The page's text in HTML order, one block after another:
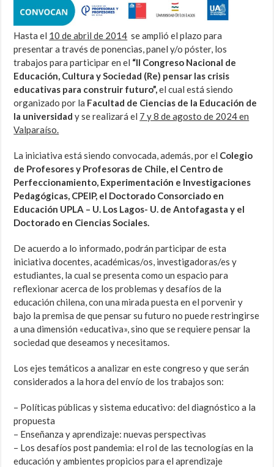
Hasta el 10 de abril de 2014 se amplió el plazo para
presentar a través de ponencias, panel y/o póster, los
trabajos para participar en el “II Congreso Nacional de
Educación, Cultura y Sociedad (Re) pensar las crisis
educativas para construir futuro”,el cual está siendo
organizado por la Facultad de Ciencias de la Educación de
la universidad y se realizará el 7 y 8 de agosto de 2024 en
Valparaíso.
La iniciativa está siendo convocada, además, por el Colegio
de Profesores y Profesoras de Chile, el Centro de
Perfeccionamiento, Experimentación e Investigaciones
Pedagógicas, CPEIP, el Doctorado Consorciado en
Educación UPLA – U. Los Lagos- U. de Antofagasta y el
Doctorado en Ciencias Sociales.
De acuerdo a lo informado, podrán participar de esta
iniciativa docentes, académicas/os, investigadoras/es y
estudiantes, la cual se presenta como un espacio para
reflexionar acerca de los problemas y desafíos de la
educación chilena, con una mirada puesta en el porvenir y
bajo la premisa de que pensar su futuro no puede restringirse
a una dimensión «educativa», sino que se requiere pensar la
sociedad que deseamos y necesitamos.
Los ejes temáticos a analizar en este congreso y que serán
considerados a la hora del envío de los trabajos son:
– Políticas públicas y sistema educativo: del diagnóstico a la
propuesta
– Enseñanza y aprendizaje: nuevas perspectivas
– Los desafíos post pandemia: el rol de las tecnologías en la
educación y ambientes propicios para el aprendizaje